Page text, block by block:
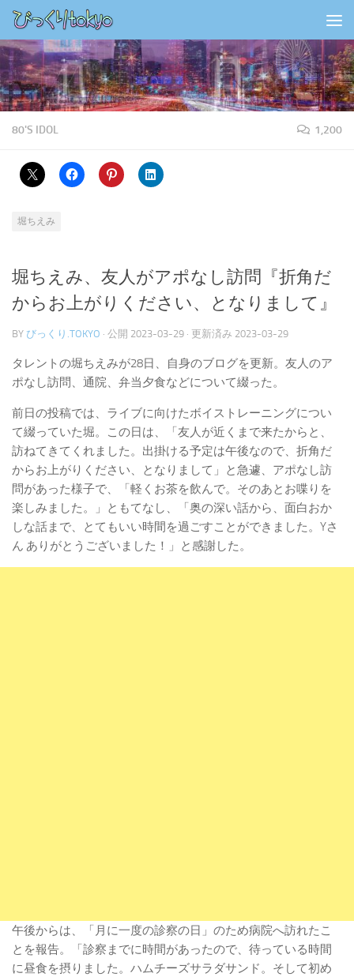
コンテンツの下
80'S IDOL 1,200
堀ちえみ
堀ちえみ、友人がアポなし訪問『折角だ
からお上がりください、となりまして』
BY びっくり.TOKYO · 公開 2023-03-29 · 更新済み 2023-03-29
タレントの堀ちえみが28日、自身のブログを更新。友人のア
ポなし訪問、通院、弁当夕食などについて綴った。
前日の投稿では、ライブに向けたボイストレーニングについ
て綴っていた堀。この日は、「友人が近くまで来たからと、
訪ねてきてくれました。出掛ける予定は午後なので、折角だ
からお上がりください、となりまして」と急遽、アポなし訪
問があった様子で、「軽くお茶を飲んで。そのあとお喋りを
楽しみました。」ともてなし、「奥の深い話から、面白おか
しな話まで、とてもいい時間を過ごすことができました。Yさ
ん ありがとうございました！」と感謝した。
午後からは、「月に一度の診察の日」のため病院へ訪れたこ
とを報告。「診察までに時間があったので、待っている時間
に昼食を摂りました。ハムチーズサラダサンド。そして初め